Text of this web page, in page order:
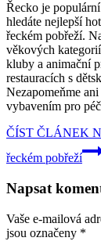
Řecko je
hledáte nejlepší
řeckém pobřeží.
věkových
kluby a animační
restauracích s
Nezapomeňme
vybavením pro
ČÍST ČLÁNEK
řeckém pobřeží
Napsat
Vaše e-mailová
jsou označeny *